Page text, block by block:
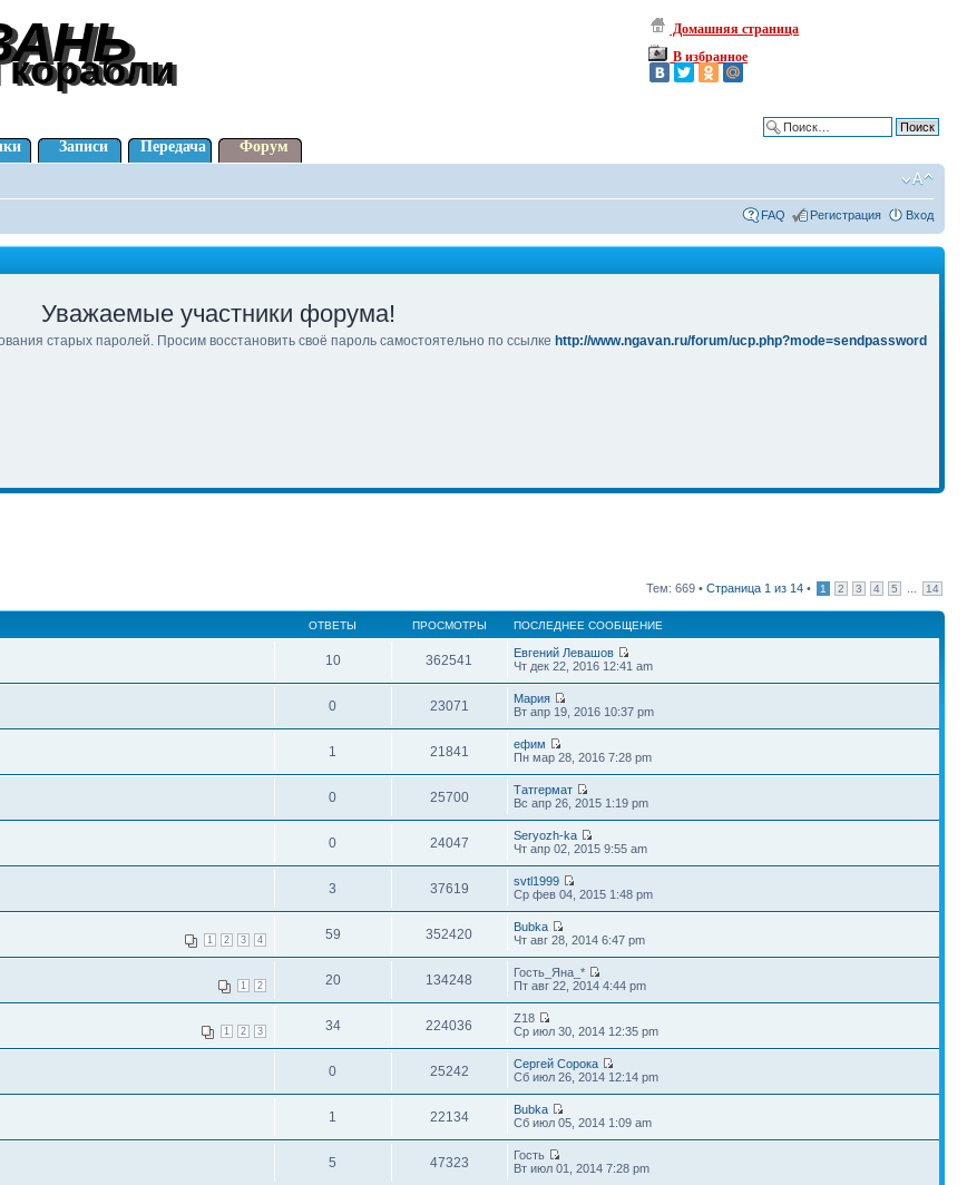
корабли
Домашняя страница
В избранное
Записи Передача Форум
FAQ Регистрация Вход
Уважаемые участники форума!
старых паролей. Просим восстановить своё пароль самостоятельно по ссылке http://www.ngavan.ru/forum/ucp.php?mode=sendpassword
Тем: 669 • Страница 1 из 14 • 1 2 3 4 5 14
ОТВЕТЫ ПРОСМОТРЫ ПОСЛЕДНЕЕ СООБЩЕНИЕ
10 362541
Евгений Левашов
Чт дек 22, 2016 12:41 am
0 23071
Мария
Вт апр 19, 2016 10:37 pm
1 21841
ефим
Пн мар 28, 2016 7:28 pm
0 25700
Татгермат
Вс апр 26, 2015 1:19 pm
0 24047
Seryozh-ka
Чт апр 02, 2015 9:55 am
3 37619
svtl1999
Ср фев 04, 2015 1:48 pm
1 2 3 4 59 352420
Bubka
Чт авг 28, 2014 6:47 pm
1 2 20 134248
Гость_Яна_*
Пт авг 22, 2014 4:44 pm
1 2 3 34 224036
Z18
Ср июл 30, 2014 12:35 pm
0 25242
Сергей Сорока
Сб июл 26, 2014 12:14 pm
1 22134
Bubka
Сб июл 05, 2014 1:09 am
5 47323
Гость
Вт июл 01, 2014 7:28 pm